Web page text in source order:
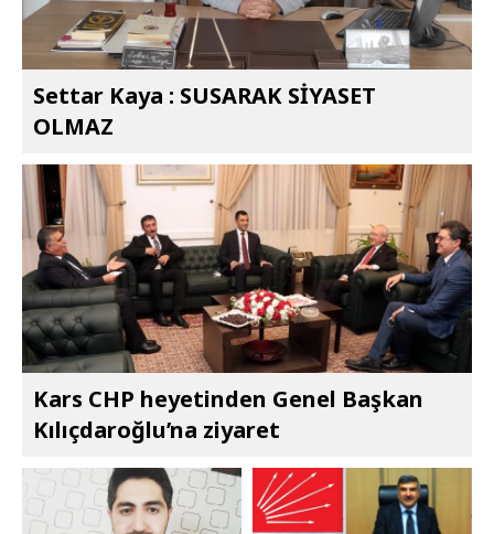
Settar Kaya : SUSARAK SİYASET
OLMAZ
Kars CHP heyetinden Genel Başkan
Kılıçdaroğlu’na ziyaret